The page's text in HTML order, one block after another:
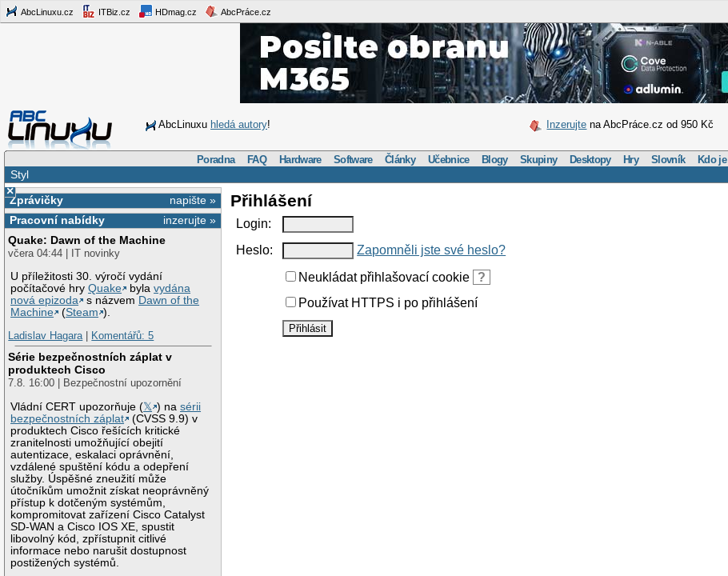
AbcLinuxu.cz ITBiz.cz HDmag.cz AbcPráce.cz
AbcLinuxu hledá autory! Inzerujte na AbcPráce.cz od 950 Kč
Poradna FAQ Hardware Software Články Učebnice Blogy Skupiny Desktopy Hry Slovník Kdo je
Styl
×
napište »
Zprávičky
inzerujte »
Pracovní nabídky
Quake: Dawn of the Machine
včera 04:44 | IT novinky
U příležitosti 30. výročí vydání
počítačové hryQuake bylavydána
nová epizoda
s názvem Dawn of the
Machine
(Steam ).
Ladislav Hagara| Komentářů: 5
Série bezpečnostních záplat v
produktech Cisco
7.8. 16:00 | Bezpečnostní upozornění
Vládní CERT upozorňuje (𝕏 ) nasérii
bezpečnostních záplat
(CVSS 9.9) v
produktech Cisco řešících kritické
zranitelnosti umožňující obejití
autentizace, eskalaci oprávnění,
vzdálené spuštění kódu a odepření
služby. Úspěšné zneužití může
útočníkům umožnit získat neoprávněný
přístup k dotčeným systémům,
kompromitovat zařízení Cisco Catalyst
SD-WAN a Cisco IOS XE, spustit
libovolný kód, zpřístupnit citlivé
informace nebo narušit dostupnost
postižených systémů.
Přihlášení
Login:
Heslo:
Zapomněli jste své heslo?
Neukládat přihlašovací cookie
?
Používat HTTPS i po přihlášení